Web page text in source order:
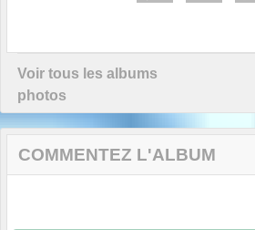
Voir tous les albums
photos
COMMENTEZ L'ALBUM